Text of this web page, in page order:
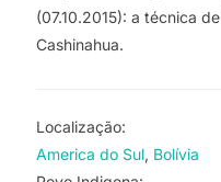
(07.10.2015): a técnica
Cashinahua.
Localização:
America do Sul Bolívia